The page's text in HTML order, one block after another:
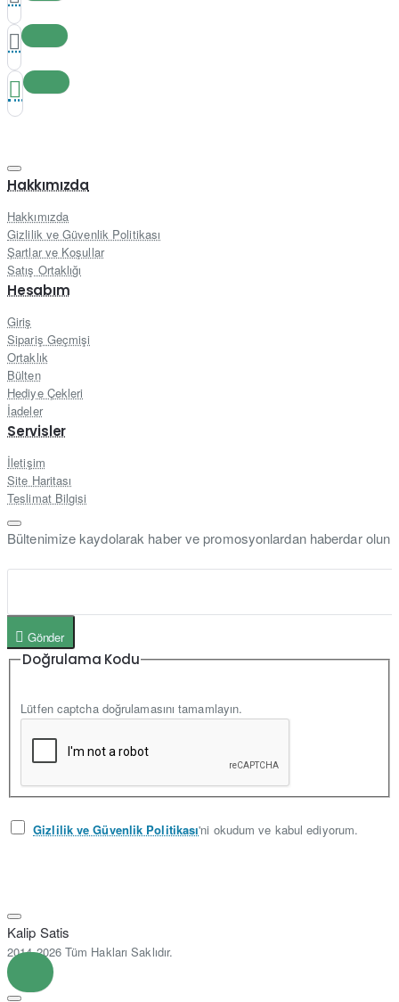
Hakkımızda
Hakkımızda
Gizlilik ve Güvenlik Politikası
Şartlar ve Koşullar
Satış Ortaklığı
Hesabım
Giriş
Sipariş Geçmişi
Ortaklık
Bülten
Hediye Çekleri
İadeler
Servisler
İletişim
Site Haritası
Teslimat Bilgisi
Bültenimize kaydolarak haber ve promosyonlardan haberdar olun
Gönder
Doğrulama Kodu
Lütfen captcha doğrulamasını tamamlayın.
Gizlilik ve Güvenlik Politikası'ni okudum ve kabul ediyorum.
Kalip Satis
2014-2026 Tüm Hakları Saklıdır.